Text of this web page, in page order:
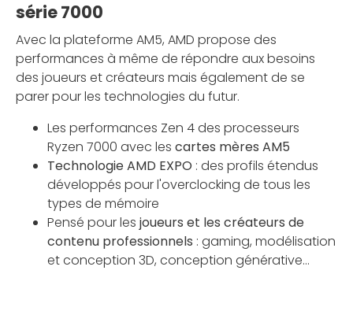
série 7000
Avec la plateforme AM5, AMD propose des
performances à même de répondre aux besoins
des joueurs et créateurs mais également de se
parer pour les technologies du futur.
Les performances Zen 4 des processeurs
Ryzen 7000 avec les cartes mères AM5
Technologie AMD EXPO : des profils étendus
développés pour l'overclocking de tous les
types de mémoire
Pensé pour les joueurs et les créateurs de
contenu professionnels : gaming, modélisation
et conception 3D, conception générative...